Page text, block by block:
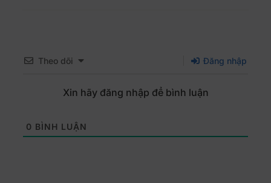
Theo dõi Đăng nhập
Xin hãy đăng nhập để bình luận
0 BÌNH LUẬN